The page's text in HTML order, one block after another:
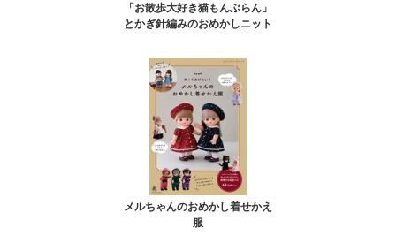
「お散歩大好き猫もんぶらん」
とかぎ針編みのおめかしニット
メルちゃんのおめかし着せかえ
服